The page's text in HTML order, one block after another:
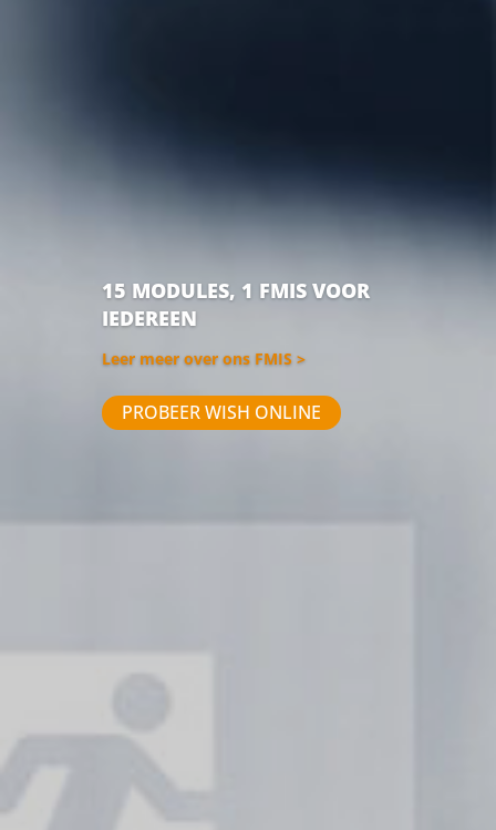
15 MODULES, 1 FMIS VOOR
IEDEREEN
Leer meer over ons FMIS >
PROBEER WISH ONLINE